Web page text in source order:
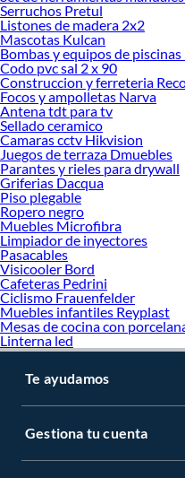
inviertes en durabilidad,
Serruchos Pretul
Listones de madera 2x2
Mascotas Kulcan
Bombas y equipos de
Codo pvc sal 2 x 90
Construccion y ferreteria
Focos y ampolletas Narva
Antena tdt para tv
Sellado ceramico
Camaras cctv Hikvision
Juegos de terraza Dmuebles
Parantes y rieles para drywall
Griferias Dacqua
Piso plegable
Ropero negro
Muebles Microfibra
Limpiador de inyectores
Pasacables
Visicooler Bord
Cafeteras Pedrini
Ciclismo Frauenfelder
Muebles infantiles Reyplast
Mesas de cocina con
Linterna led
Te ayudamos
Gestiona tu cuenta